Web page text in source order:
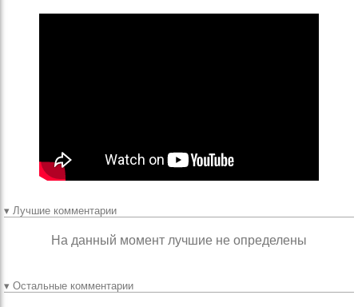
▾ Лучшие комментарии
На данный момент лучшие не определены
▾ Остальные комментарии